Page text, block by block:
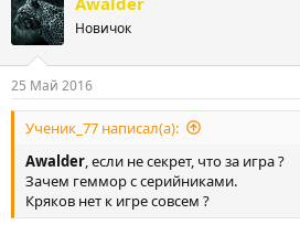
Новичок
25 Май 2016
Ученик_77 написал(а):
Awalder , если не секрет, что за игра ?
Зачем геммор с серийниками.
Кряков нет к игре совсем ?